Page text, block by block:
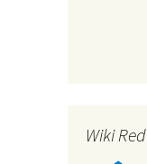
Wiki Red